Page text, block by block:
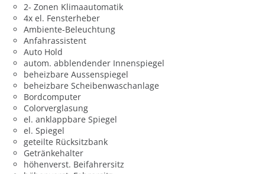
2- Zonen Klimaautomatik
4x el. Fensterheber
Ambiente-Beleuchtung
Anfahrassistent
Auto Hold
autom. abblendender Innenspiegel
beheizbare Aussenspiegel
beheizbare Scheibenwaschanlage
Bordcomputer
Colorverglasung
el. anklappbare Spiegel
el. Spiegel
geteilte Rücksitzbank
Getränkehalter
höhenverst. Beifahrersitz